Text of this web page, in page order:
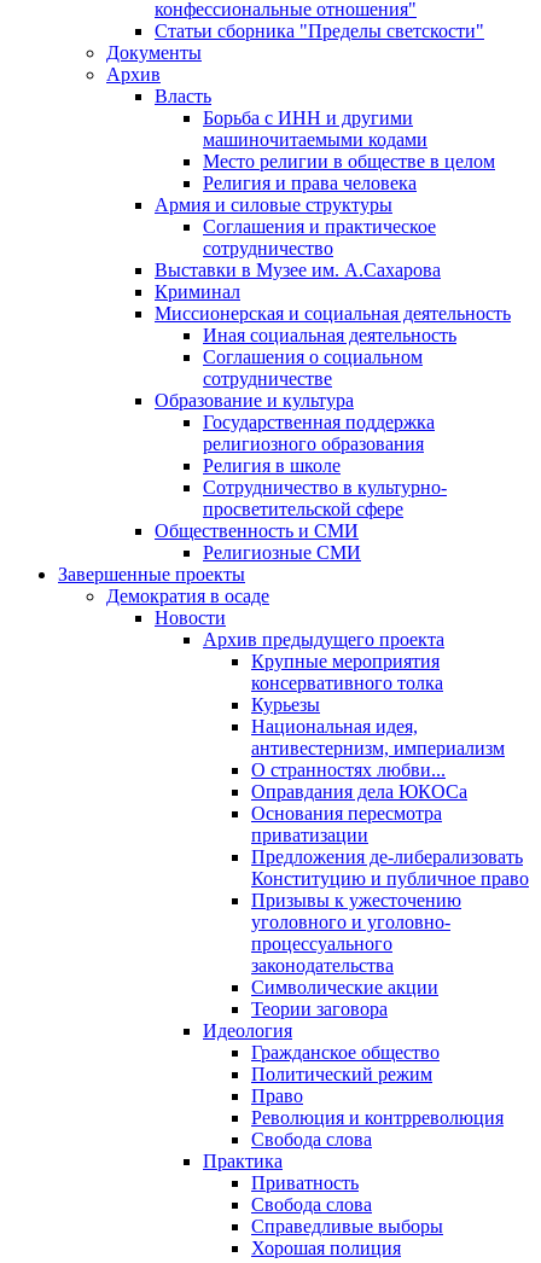
конфессиональные отношения"
Статьи сборника "Пределы светскости"
Документы
Архив
Власть
Борьба с ИНН и другими
машиночитаемыми кодами
Место религии в обществе в целом
Религия и права человека
Армия и силовые структуры
Соглашения и практическое
сотрудничество
Выставки в Музее им. А.Сахарова
Криминал
Миссионерская и социальная деятельность
Иная социальная деятельность
Соглашения о социальном
сотрудничестве
Образование и культура
Государственная поддержка
религиозного образования
Религия в школе
Сотрудничество в культурно-
просветительской сфере
Общественность и СМИ
Религиозные СМИ
Завершенные проекты
Демократия в осаде
Новости
Архив предыдущего проекта
Крупные мероприятия
консервативного толка
Курьезы
Национальная идея,
антивестернизм, империализм
О странностях любви...
Оправдания дела ЮКОСа
Основания пересмотра
приватизации
Предложения де-либерализовать
Конституцию и публичное право
Призывы к ужесточению
уголовного и уголовно-
процессуального
законодательства
Символические акции
Теории заговора
Идеология
Гражданское общество
Политический режим
Право
Революция и контрреволюция
Свобода слова
Практика
Приватность
Свобода слова
Справедливые выборы
Хорошая полиция